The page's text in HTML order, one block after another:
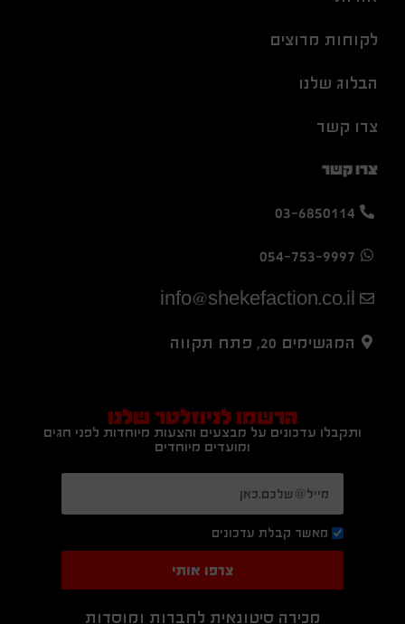
לקוחות מרוצים
הבלוג שלנו
צרו קשר
צרו קשר
03-6850114
054-753-9997
info@shekefaction.co.il
המגשימים 20, פתח תקווה
הרשמו לניוזלטר שלנו
ותקבלו עדכונים על מבצעים והצעות מיוחדות לפני חגים
ומועדים מיוחדים
מאשר קבלת עדכונים
צרפו אותי
מכירה סיטונאית לחברות ומוסדות